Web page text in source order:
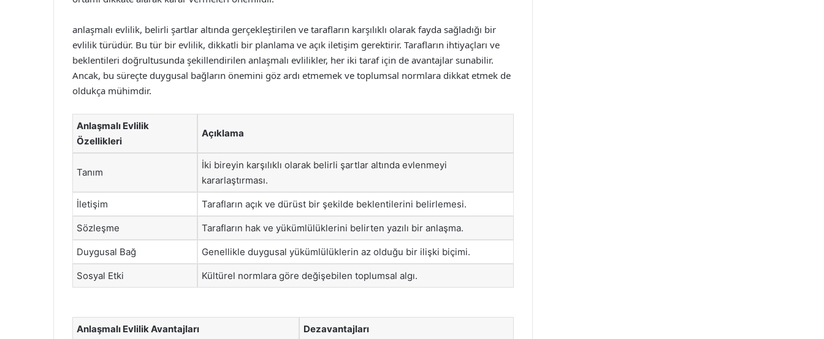
anlaşmalı evlilik, belirli şartlar altında gerçekleştirilen ve tarafların karşılıklı olarak fayda sağladığı bir
evlilik türüdür. Bu tür bir evlilik, dikkatli bir planlama ve açık iletişim gerektirir. Tarafların ihtiyaçları ve
beklentileri doğrultusunda şekillendirilen anlaşmalı evlilikler, her iki taraf için de avantajlar sunabilir.
Ancak, bu süreçte duygusal bağların önemini göz ardı etmemek ve toplumsal normlara dikkat etmek de
oldukça mühimdir.
Anlaşmalı Evlilik
Özellikleri
Açıklama
Tanım
İki bireyin karşılıklı olarak belirli şartlar altında evlenmeyi
kararlaştırması.
İletişim Tarafların açık ve dürüst bir şekilde beklentilerini belirlemesi.
Sözleşme Tarafların hak ve yükümlülüklerini belirten yazılı bir anlaşma.
Duygusal Bağ Genellikle duygusal yükümlülüklerin az olduğu bir ilişki biçimi.
Sosyal Etki Kültürel normlara göre değişebilen toplumsal algı.
Anlaşmalı Evlilik Avantajları Dezavantajları